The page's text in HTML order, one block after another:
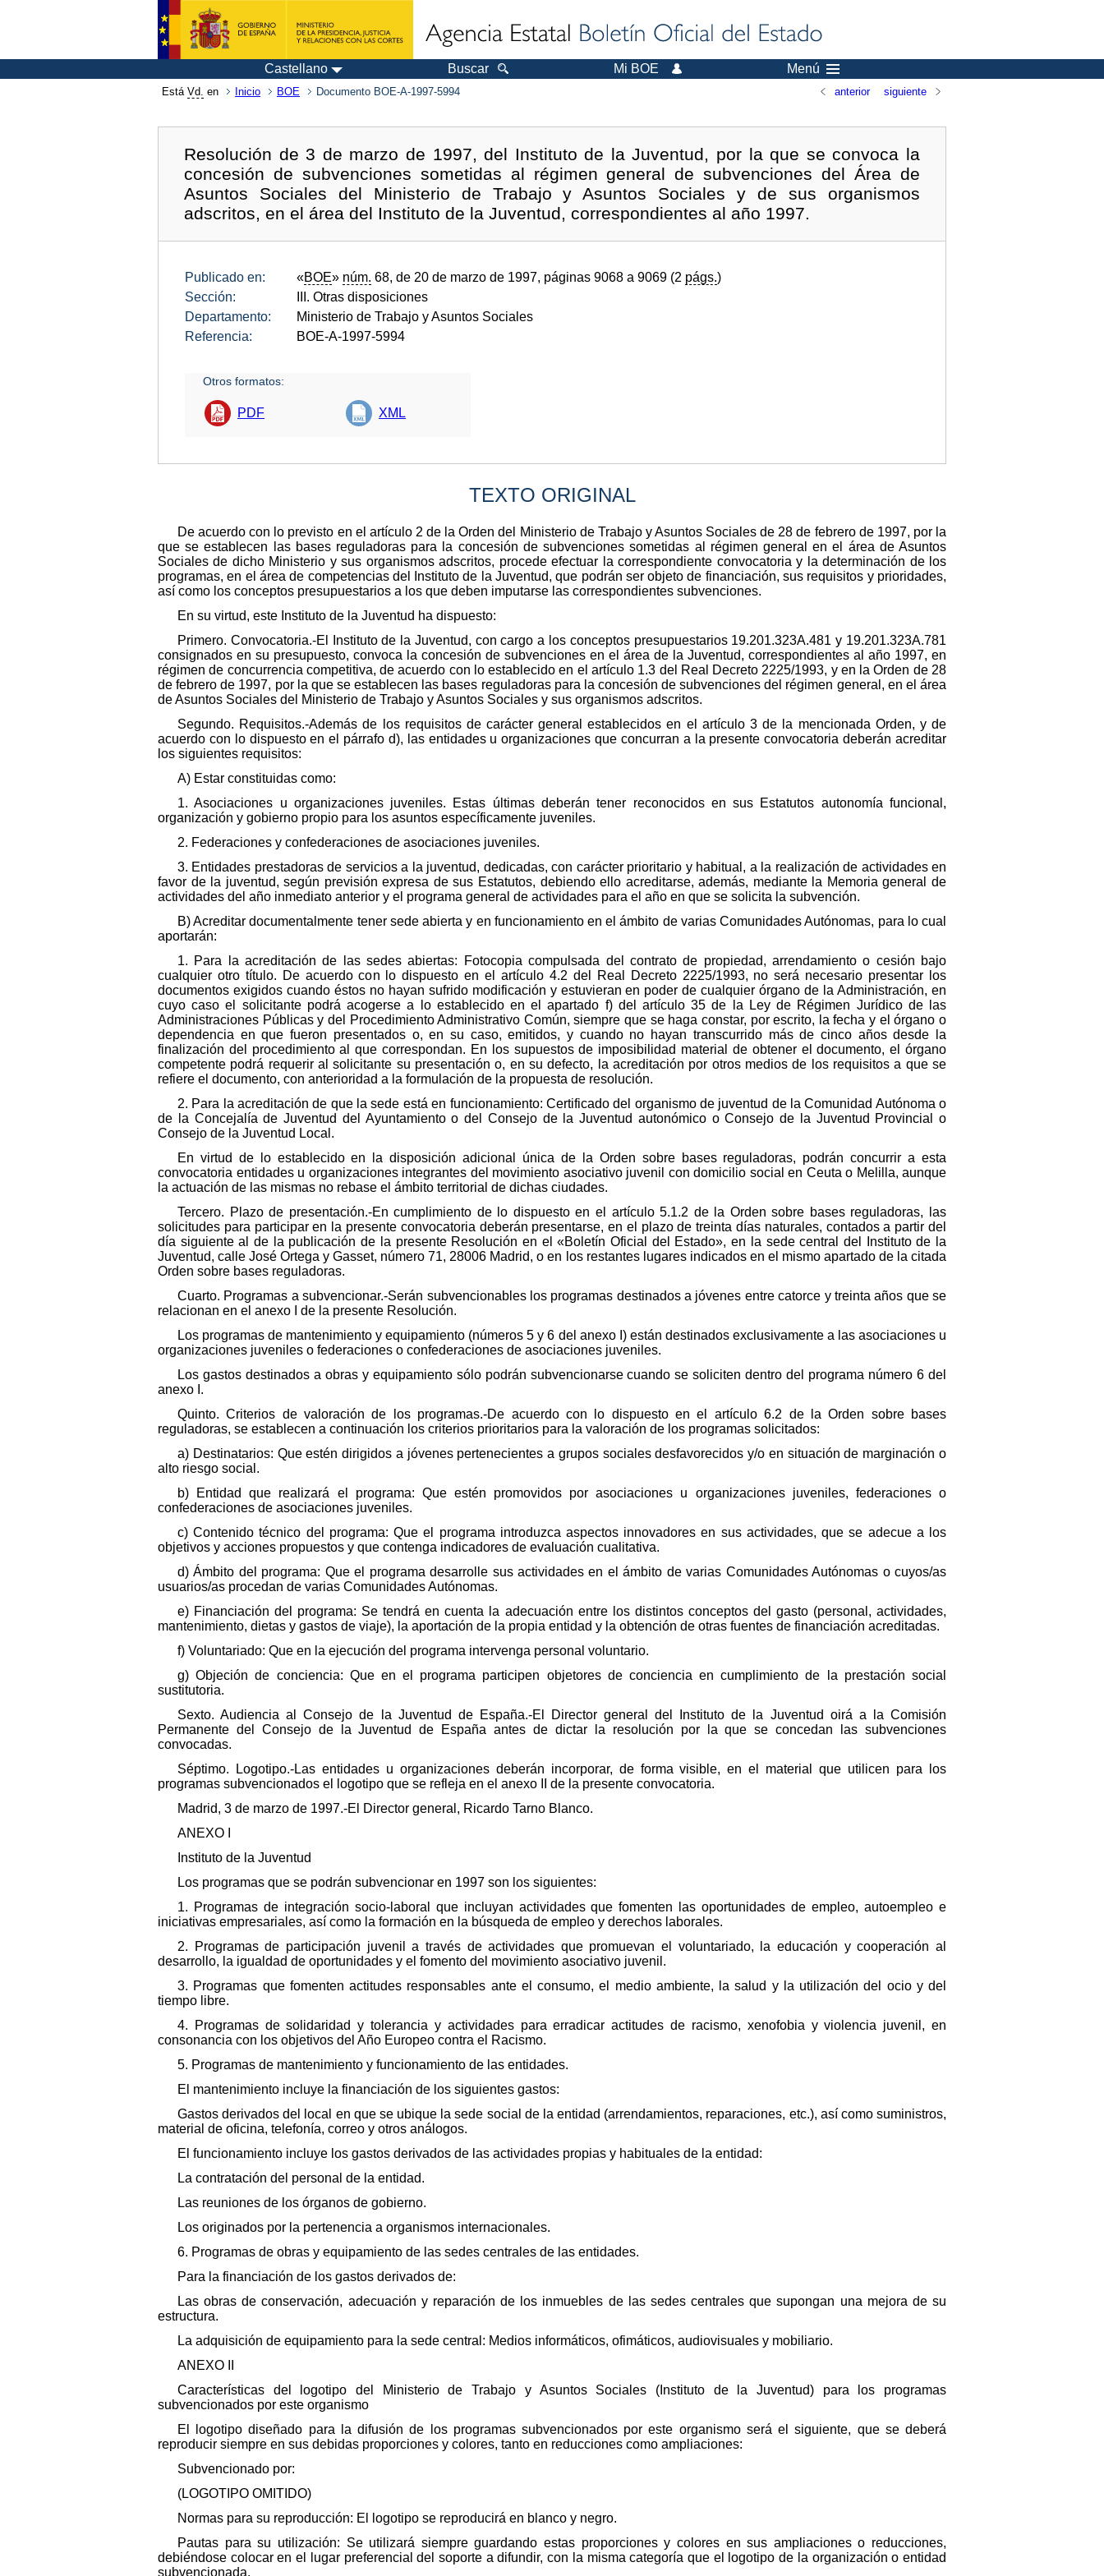
Castellano Buscar Mi BOE Menú
Está Vd. en Inicio BOE Documento BOE-A-1997-5994 anterior siguiente
Resolución de 3 de marzo de 1997, del Instituto de la Juventud, por la que se convoca la
concesión de subvenciones sometidas al régimen general de subvenciones del Área de
Asuntos Sociales del Ministerio de Trabajo y Asuntos Sociales y de sus organismos
adscritos, en el área del Instituto de la Juventud, correspondientes al año 1997.
Publicado en: «BOE» núm. 68, de 20 de marzo de 1997, páginas 9068 a 9069 (2 págs.)
Sección:
III. Otras disposiciones
Departamento:
Ministerio de Trabajo y Asuntos Sociales
Referencia:
BOE-A-1997-5994
Otros formatos:
PDF XML
TEXTO ORIGINAL
De acuerdo con lo previsto en el artículo 2 de la Orden del Ministerio de Trabajo y Asuntos Sociales de 28 de febrero de 1997, por la
que se establecen las bases reguladoras para la concesión de subvenciones sometidas al régimen general en el área de Asuntos
Sociales de dicho Ministerio y sus organismos adscritos, procede efectuar la correspondiente convocatoria y la determinación de los
programas, en el área de competencias del Instituto de la Juventud, que podrán ser objeto de financiación, sus requisitos y prioridades,
así como los conceptos presupuestarios a los que deben imputarse las correspondientes subvenciones.
En su virtud, este Instituto de la Juventud ha dispuesto:
Primero. Convocatoria.-El Instituto de la Juventud, con cargo a los conceptos presupuestarios 19.201.323A.481 y 19.201.323A.781
consignados en su presupuesto, convoca la concesión de subvenciones en el área de la Juventud, correspondientes al año 1997, en
régimen de concurrencia competitiva, de acuerdo con lo establecido en el artículo 1.3 del Real Decreto 2225/1993, y en la Orden de 28
de febrero de 1997, por la que se establecen las bases reguladoras para la concesión de subvenciones del régimen general, en el área
de Asuntos Sociales del Ministerio de Trabajo y Asuntos Sociales y sus organismos adscritos.
Segundo. Requisitos.-Además de los requisitos de carácter general establecidos en el artículo 3 de la mencionada Orden, y de
acuerdo con lo dispuesto en el párrafo d), las entidades u organizaciones que concurran a la presente convocatoria deberán acreditar
los siguientes requisitos:
A) Estar constituidas como:
1. Asociaciones u organizaciones juveniles. Estas últimas deberán tener reconocidos en sus Estatutos autonomía funcional,
organización y gobierno propio para los asuntos específicamente juveniles.
2. Federaciones y confederaciones de asociaciones juveniles.
3. Entidades prestadoras de servicios a la juventud, dedicadas, con carácter prioritario y habitual, a la realización de actividades en
favor de la juventud, según previsión expresa de sus Estatutos, debiendo ello acreditarse, además, mediante la Memoria general de
actividades del año inmediato anterior y el programa general de actividades para el año en que se solicita la subvención.
B) Acreditar documentalmente tener sede abierta y en funcionamiento en el ámbito de varias Comunidades Autónomas, para lo cual
aportarán:
1. Para la acreditación de las sedes abiertas: Fotocopia compulsada del contrato de propiedad, arrendamiento o cesión bajo
cualquier otro título. De acuerdo con lo dispuesto en el artículo 4.2 del Real Decreto 2225/1993, no será necesario presentar los
documentos exigidos cuando éstos no hayan sufrido modificación y estuvieran en poder de cualquier órgano de la Administración, en
cuyo caso el solicitante podrá acogerse a lo establecido en el apartado f) del artículo 35 de la Ley de Régimen Jurídico de las
Administraciones Públicas y del Procedimiento Administrativo Común, siempre que se haga constar, por escrito, la fecha y el órgano o
dependencia en que fueron presentados o, en su caso, emitidos, y cuando no hayan transcurrido más de cinco años desde la
finalización del procedimiento al que correspondan. En los supuestos de imposibilidad material de obtener el documento, el órgano
competente podrá requerir al solicitante su presentación o, en su defecto, la acreditación por otros medios de los requisitos a que se
refiere el documento, con anterioridad a la formulación de la propuesta de resolución.
2. Para la acreditación de que la sede está en funcionamiento: Certificado del organismo de juventud de la Comunidad Autónoma o
de la Concejalía de Juventud del Ayuntamiento o del Consejo de la Juventud autonómico o Consejo de la Juventud Provincial o
Consejo de la Juventud Local.
En virtud de lo establecido en la disposición adicional única de la Orden sobre bases reguladoras, podrán concurrir a esta
convocatoria entidades u organizaciones integrantes del movimiento asociativo juvenil con domicilio social en Ceuta o Melilla, aunque
la actuación de las mismas no rebase el ámbito territorial de dichas ciudades.
Tercero. Plazo de presentación.-En cumplimiento de lo dispuesto en el artículo 5.1.2 de la Orden sobre bases reguladoras, las
solicitudes para participar en la presente convocatoria deberán presentarse, en el plazo de treinta días naturales, contados a partir del
día siguiente al de la publicación de la presente Resolución en el «Boletín Oficial del Estado», en la sede central del Instituto de la
Juventud, calle José Ortega y Gasset, número 71, 28006 Madrid, o en los restantes lugares indicados en el mismo apartado de la citada
Orden sobre bases reguladoras.
Cuarto. Programas a subvencionar.-Serán subvencionables los programas destinados a jóvenes entre catorce y treinta años que se
relacionan en el anexo I de la presente Resolución.
Los programas de mantenimiento y equipamiento (números 5 y 6 del anexo I) están destinados exclusivamente a las asociaciones u
organizaciones juveniles o federaciones o confederaciones de asociaciones juveniles.
Los gastos destinados a obras y equipamiento sólo podrán subvencionarse cuando se soliciten dentro del programa número 6 del
anexo I.
Quinto. Criterios de valoración de los programas.-De acuerdo con lo dispuesto en el artículo 6.2 de la Orden sobre bases
reguladoras, se establecen a continuación los criterios prioritarios para la valoración de los programas solicitados:
a) Destinatarios: Que estén dirigidos a jóvenes pertenecientes a grupos sociales desfavorecidos y/o en situación de marginación o
alto riesgo social.
b) Entidad que realizará el programa: Que estén promovidos por asociaciones u organizaciones juveniles, federaciones o
confederaciones de asociaciones juveniles.
c) Contenido técnico del programa: Que el programa introduzca aspectos innovadores en sus actividades, que se adecue a los
objetivos y acciones propuestos y que contenga indicadores de evaluación cualitativa.
d) Ámbito del programa: Que el programa desarrolle sus actividades en el ámbito de varias Comunidades Autónomas o cuyos/as
usuarios/as procedan de varias Comunidades Autónomas.
e) Financiación del programa: Se tendrá en cuenta la adecuación entre los distintos conceptos del gasto (personal, actividades,
mantenimiento, dietas y gastos de viaje), la aportación de la propia entidad y la obtención de otras fuentes de financiación acreditadas.
f) Voluntariado: Que en la ejecución del programa intervenga personal voluntario.
g) Objeción de conciencia: Que en el programa participen objetores de conciencia en cumplimiento de la prestación social
sustitutoria.
Sexto. Audiencia al Consejo de la Juventud de España.-El Director general del Instituto de la Juventud oirá a la Comisión
Permanente del Consejo de la Juventud de España antes de dictar la resolución por la que se concedan las subvenciones
convocadas.
Séptimo. Logotipo.-Las entidades u organizaciones deberán incorporar, de forma visible, en el material que utilicen para los
programas subvencionados el logotipo que se refleja en el anexo II de la presente convocatoria.
Madrid, 3 de marzo de 1997.-El Director general, Ricardo Tarno Blanco.
ANEXO I
Instituto de la Juventud
Los programas que se podrán subvencionar en 1997 son los siguientes:
1. Programas de integración socio-laboral que incluyan actividades que fomenten las oportunidades de empleo, autoempleo e
iniciativas empresariales, así como la formación en la búsqueda de empleo y derechos laborales.
2. Programas de participación juvenil a través de actividades que promuevan el voluntariado, la educación y cooperación al
desarrollo, la igualdad de oportunidades y el fomento del movimiento asociativo juvenil.
3. Programas que fomenten actitudes responsables ante el consumo, el medio ambiente, la salud y la utilización del ocio y del
tiempo libre.
4. Programas de solidaridad y tolerancia y actividades para erradicar actitudes de racismo, xenofobia y violencia juvenil, en
consonancia con los objetivos del Año Europeo contra el Racismo.
5. Programas de mantenimiento y funcionamiento de las entidades.
El mantenimiento incluye la financiación de los siguientes gastos:
Gastos derivados del local en que se ubique la sede social de la entidad (arrendamientos, reparaciones, etc.), así como suministros,
material de oficina, telefonía, correo y otros análogos.
El funcionamiento incluye los gastos derivados de las actividades propias y habituales de la entidad:
La contratación del personal de la entidad.
Las reuniones de los órganos de gobierno.
Los originados por la pertenencia a organismos internacionales.
6. Programas de obras y equipamiento de las sedes centrales de las entidades.
Para la financiación de los gastos derivados de:
Las obras de conservación, adecuación y reparación de los inmuebles de las sedes centrales que supongan una mejora de su
estructura.
La adquisición de equipamiento para la sede central: Medios informáticos, ofimáticos, audiovisuales y mobiliario.
ANEXO II
Características del logotipo del Ministerio de Trabajo y Asuntos Sociales (Instituto de la Juventud) para los programas
subvencionados por este organismo
El logotipo diseñado para la difusión de los programas subvencionados por este organismo será el siguiente, que se deberá
reproducir siempre en sus debidas proporciones y colores, tanto en reducciones como ampliaciones:
Subvencionado por:
(LOGOTIPO OMITIDO)
Normas para su reproducción: El logotipo se reproducirá en blanco y negro.
Pautas para su utilización: Se utilizará siempre guardando estas proporciones y colores en sus ampliaciones o reducciones,
debiéndose colocar en el lugar preferencial del soporte a difundir, con la misma categoría que el logotipo de la organización o entidad
subvencionada.